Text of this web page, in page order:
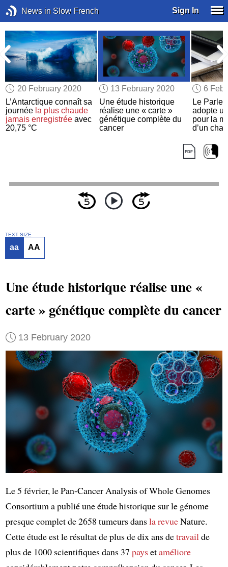
News in Slow French Sign In
20 February 2020
L’Antarctique connaît sa
journée la plus chaude
jamais enregistrée avec
20,75 °C
13 February 2020
Une étude historique
réalise une « carte »
génétique complète du
cancer
6
Le
adopte
pour la
d’un
TEXT SIZE
aa AA
Une étude historique réalise une «
carte » génétique complète du cancer
13 February 2020
Le 5 février, le Pan-Cancer Analysis of Whole Genomes
Consortium a publié une étude historique sur le génome
presque complet de 2658 tumeurs dansla revueNature.
Cette étude est le résultat de plus de dix ans detravail de
plus de 1000 scientifiques dans 37 paysetaméliore